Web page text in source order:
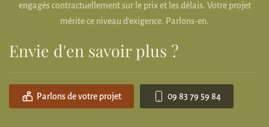
engagés contractuellement sur le prix et les délais. Votre projet
mérite ce niveau d'exigence. Parlons-en.
Envie d'en savoir plus ?
Parlons de votre projet 09 83 79 59 84